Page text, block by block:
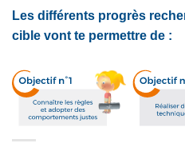
Les différents progrès
cible vont te permettre de :